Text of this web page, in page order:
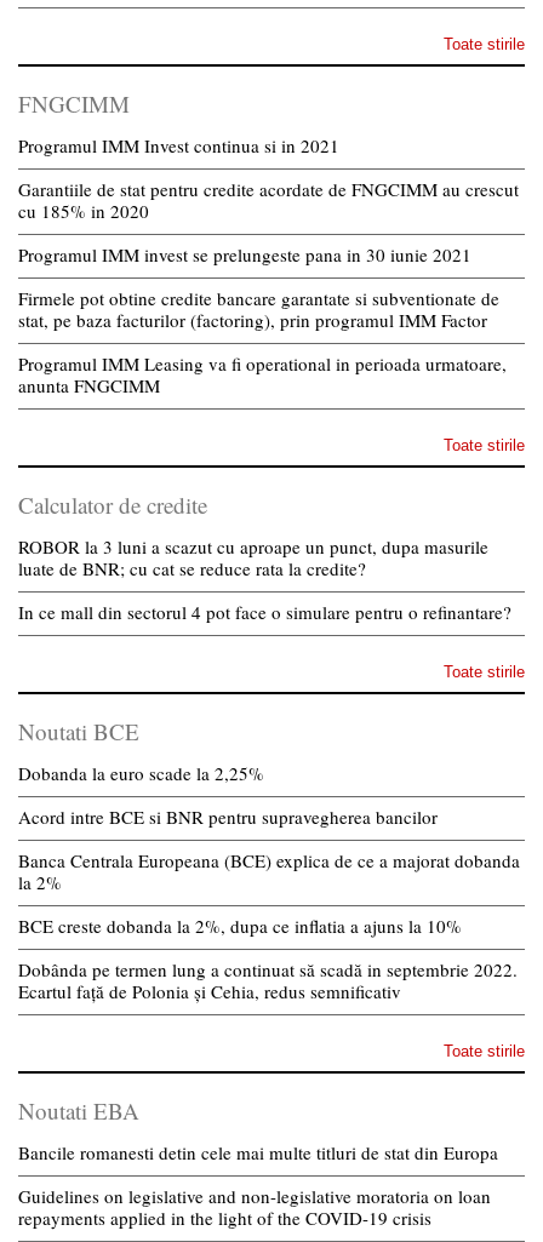
Toate stirile
FNGCIMM
Programul IMM Invest continua si in 2021
Garantiile de stat pentru credite acordate de FNGCIMM au crescut
cu 185% in 2020
Programul IMM invest se prelungeste pana in 30 iunie 2021
Firmele pot obtine credite bancare garantate si subventionate de
stat, pe baza facturilor (factoring), prin programul IMM Factor
Programul IMM Leasing va fi operational in perioada urmatoare,
anunta FNGCIMM
Toate stirile
Calculator de credite
ROBOR la 3 luni a scazut cu aproape un punct, dupa masurile
luate de BNR; cu cat se reduce rata la credite?
In ce mall din sectorul 4 pot face o simulare pentru o refinantare?
Toate stirile
Noutati BCE
Dobanda la euro scade la 2,25%
Acord intre BCE si BNR pentru supravegherea bancilor
Banca Centrala Europeana (BCE) explica de ce a majorat dobanda
la 2%
BCE creste dobanda la 2%, dupa ce inflatia a ajuns la 10%
Dobânda pe termen lung a continuat să scadă in septembrie 2022.
Ecartul față de Polonia și Cehia, redus semnificativ
Toate stirile
Noutati EBA
Bancile romanesti detin cele mai multe titluri de stat din Europa
Guidelines on legislative and non-legislative moratoria on loan
repayments applied in the light of the COVID-19 crisis